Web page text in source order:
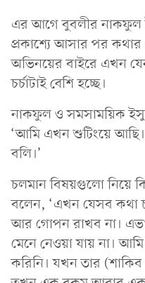
এর আগে বুবলীর নাকফুল
প্রকাশ্যে আসার পর
অভিনয়ের বাইরে এখন
চর্চাটাই বেশি হচ্ছে।
নাকফুল ও সমসাময়িক
‘আমি এখন শুটিংয়ে
বলি।’
চলমান বিষয়গুলো নিয়ে
বলেন, ‘এখন যেসব কথা
আর গোপন রাখব না।
মেনে নেওয়া যায় না।
করিনি। যখন তার